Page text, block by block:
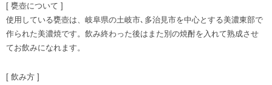
[ 甕壺について ]
使用している甕壺は、岐阜県の土岐市､多治見市を中心とする美濃東部で
作られた美濃焼です。飲み終わった後はまた別の焼酎を入れて熟成させ
てお飲みになれます。
[ 飲み方 ]